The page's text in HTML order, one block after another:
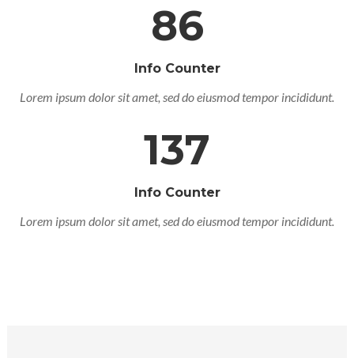
86
Info Counter
Lorem ipsum dolor sit amet, sed do eiusmod tempor incididunt.
137
Info Counter
Lorem ipsum dolor sit amet, sed do eiusmod tempor incididunt.